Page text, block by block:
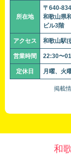
所在地
〒640-
和歌山県
ビル3階
アクセス 和歌山駅(
営業時間 22:30〜
定休日 月曜、火
掲載
和